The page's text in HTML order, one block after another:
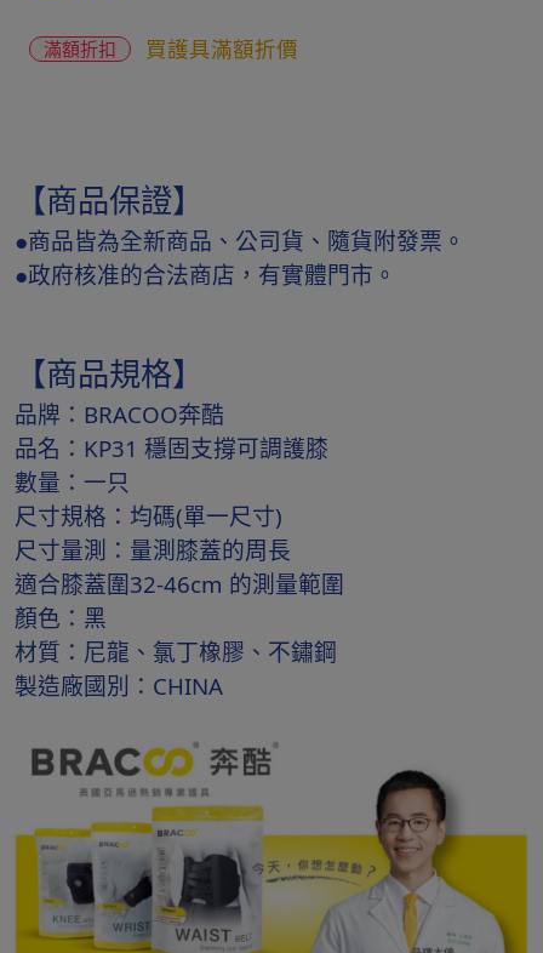
滿額折扣 買護具滿額折價
【商品保證】
●商品皆為全新商品、公司貨、隨貨附發票。
●政府核准的合法商店，有實體門市。
【商品規格】
品牌：BRACOO奔酷
品名：KP31 穩固支撐可調護膝
數量：一只
尺寸規格：均碼(單一尺寸)
尺寸量測：量測膝蓋的周長
適合膝蓋圍32-46cm 的測量範圍
顏色：黑
材質：尼龍、氯丁橡膠、不鏽鋼
製造廠國別：CHINA